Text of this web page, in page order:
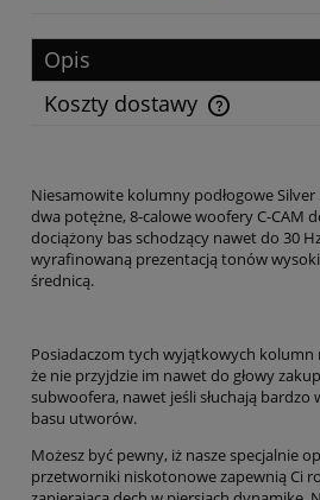
Opis
Koszty dostawy
Cena nie zawiera ewentualnych
Niesamowite kolumny podłogowe
dwa potężne, 8-calowe woofery C-CAM
dociążony bas schodzący nawet do 30
wyrafinowaną prezentacją tonów
średnicą.
Posiadaczom tych wyjątkowych kolumn
że nie przyjdzie im nawet do głowy
subwoofera, nawet jeśli słuchają bardzo
basu utworów.
Możesz być pewny, iż nasze specjalnie
przetworniki niskotonowe zapewnią Ci